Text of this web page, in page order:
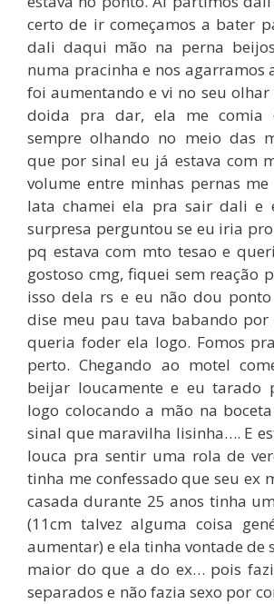
certo de ir começamos a bater
dali daqui mão na perna
numa pracinha e nos agarramos
foi aumentando e vi no seu olhar
doida pra dar, ela me comia
sempre olhando no meio das
que por sinal eu já estava com
volume entre minhas pernas
lata chamei ela pra sair dali e
surpresa perguntou se eu iria
pq estava com mto tesao e
gostoso cmg, fiquei sem reação
isso dela rs e eu não dou
dise meu pau tava babando por
queria foder ela logo. Fomos
perto. Chegando ao motel
beijar loucamente e eu tarado
logo colocando a mão na
sinal que maravilha lisinha…. E
louca pra sentir uma rola de
tinha me confessado que seu ex
casada durante 25 anos tinha
(11cm talvez alguma coisa
aumentar) e ela tinha vontade de
maior do que a do ex… pois
separados e não fazia sexo por